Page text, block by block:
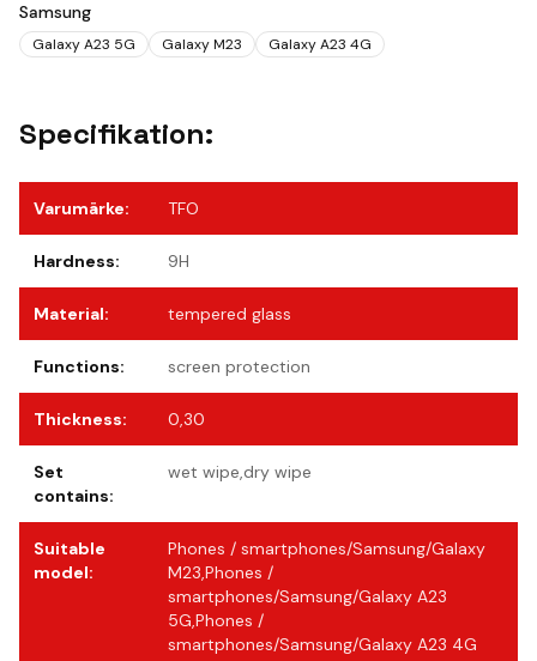
Samsung
Galaxy A23 5G Galaxy M23 Galaxy A23 4G
Specifikation:
Varumärke: TFO
Hardness: 9H
Material: tempered glass
Functions: screen protection
Thickness: 0,30
Set
contains:
wet wipe,dry wipe
Suitable
model:
Phones / smartphones/Samsung/Galaxy
M23,Phones /
smartphones/Samsung/Galaxy A23
5G,Phones /
smartphones/Samsung/Galaxy A23 4G